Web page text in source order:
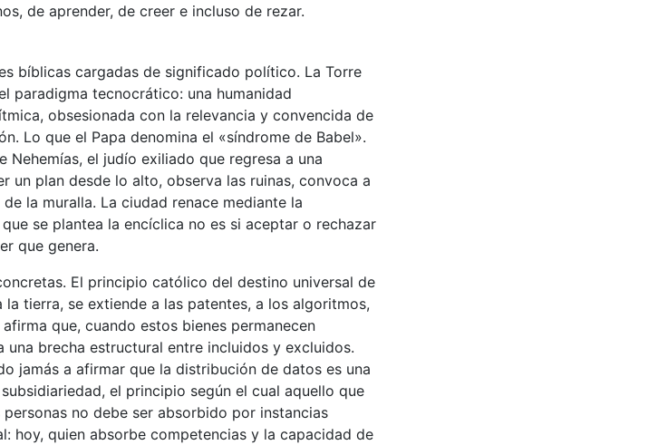
de aprender, de creer e incluso de rezar.
bíblicas cargadas de significado político. La Torre
paradigma tecnocrático: una humanidad
obsesionada con la relevancia y convencida de
Lo que el Papa denomina el «síndrome de Babel».
el judío exiliado que regresa a una
un plan desde lo alto, observa las ruinas, convoca a
la muralla. La ciudad renace mediante la
se plantea la encíclica no es si aceptar o rechazar
que genera.
El principio católico del destino universal de
tierra, se extiende a las patentes, a los algoritmos,
que, cuando estos bienes permanecen
una brecha estructural entre incluidos y excluidos.
jamás a afirmar que la distribución de datos es una
el principio según el cual aquello que
no debe ser absorbido por instancias
hoy, quien absorbe competencias y la capacidad de